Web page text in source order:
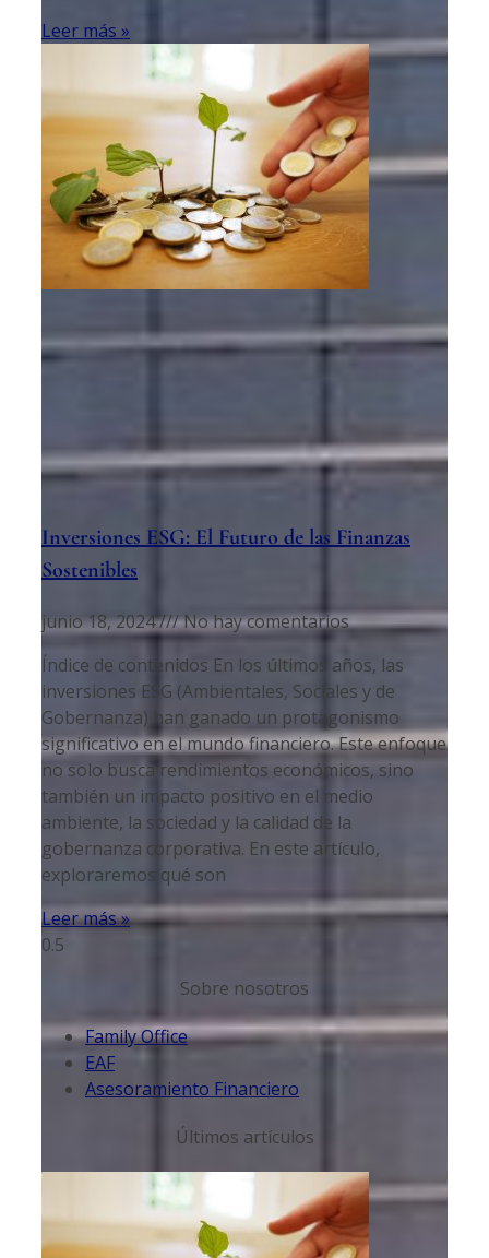
Leer más »
Inversiones ESG: El Futuro de las Finanzas
Sostenibles
junio 18, 2024
No hay comentarios
Índice de contenidos En los últimos años, las
inversiones ESG (Ambientales, Sociales y de
Gobernanza) han ganado un protagonismo
significativo en el mundo financiero. Este enfoque
no solo busca rendimientos económicos, sino
también un impacto positivo en el medio
ambiente, la sociedad y la calidad de la
gobernanza corporativa. En este artículo,
exploraremos qué son
Leer más »
Sobre nosotros
Family Office
EAF
Asesoramiento Financiero
Últimos artículos